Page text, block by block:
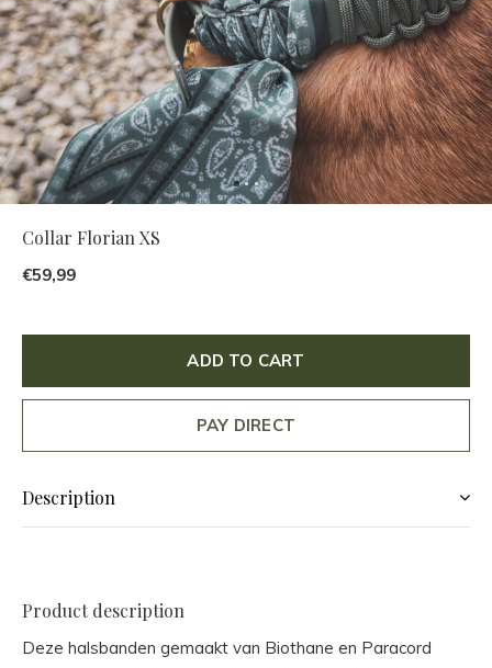
Collar Florian XS
€59,99
ADD TO CART
PAY DIRECT
Description
Product description
Deze halsbanden gemaakt van Biothane en Paracord